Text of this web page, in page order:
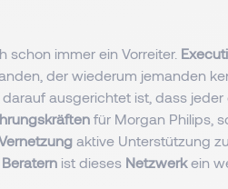
schon immer ein Vorreiter.
der wiederum jemanden
ausgerichtet ist, dass jeder
für Morgan Philips,
aktive Unterstützung
Beratern ist dieses Netzwerkein